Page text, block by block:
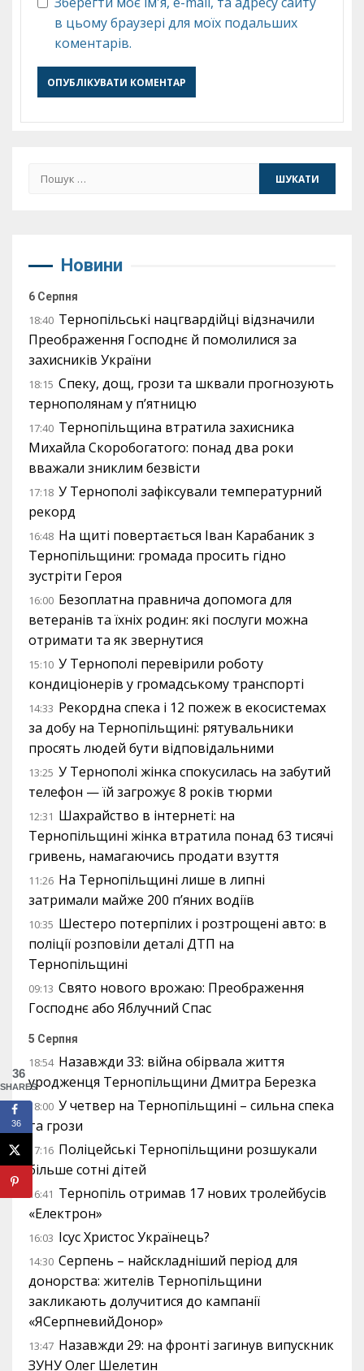
в цьому браузері для моїх подальших
коментарів.
Пошук:
Новини
6 Серпня
18:40 Тернопільські нацгвардійці відзначили
Преображення Господнє й помолилися за
захисників України
18:15 Спеку, дощ, грози та шквали прогнозують
тернополянам у п’ятницю
17:40 Тернопільщина втратила захисника
Михайла Скоробогатого: понад два роки
вважали зниклим безвісти
17:18 У Тернополі зафіксували температурний
рекорд
16:48 На щиті повертається Іван Карабаник з
Тернопільщини: громада просить гідно
зустріти Героя
16:00 Безоплатна правнича допомога для
ветеранів та їхніх родин: які послуги можна
отримати та як звернутися
15:10 У Тернополі перевірили роботу
кондиціонерів у громадському транспорті
14:33 Рекордна спека і 12 пожеж в екосистемах
за добу на Тернопільщині: рятувальники
просять людей бути відповідальними
13:25 У Тернополі жінка спокусилась на забутий
телефон — їй загрожує 8 років тюрми
12:31 Шахрайство в інтернеті: на
Тернопільщині жінка втратила понад 63 тисячі
гривень, намагаючись продати взуття
11:26 На Тернопільщині лише в липні
затримали майже 200 п’яних водіїв
10:35 Шестеро потерпілих і розтрощені авто: в
поліції розповіли деталі ДТП на
Тернопільщині
09:13 Свято нового врожаю: Преображення
Господнє або Яблучний Спас
5 Серпня
18:54 Назавжди 33: війна обірвала життя
уродженця Тернопільщини Дмитра Березка
18:00 У четвер на Тернопільщині – сильна спека
та грози
17:16 Поліцейські Тернопільщини розшукали
більше сотні дітей
16:41 Тернопіль отримав 17 нових тролейбусів
«Електрон»
16:03 Ісус Христос Українець?
14:30 Серпень – найскладніший період для
донорства: жителів Тернопільщини
закликають долучитися до кампанії
«ЯСерпневийДонор»
13:47 Назавжди 29: на фронті загинув випускник
ЗУНУ Олег Шелетин
36
SHARES
36